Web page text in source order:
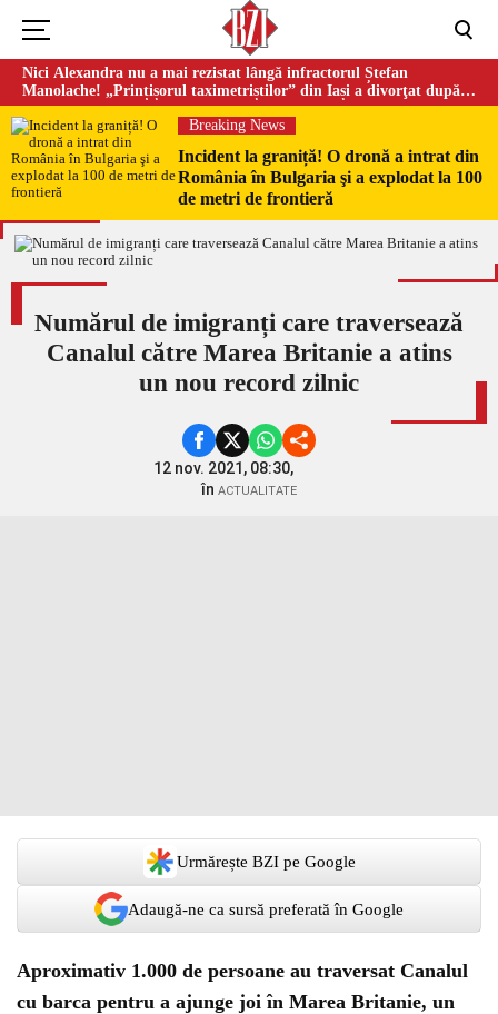
Nici Alexandra nu a mai rezistat lângă infractorul Ștefan
Manolache! „Prințișorul taximetriștilor” din Iași a divorţat după
doi ani de căsnicie
Breaking News
Incident la graniță! O dronă a intrat din
România în Bulgaria şi a explodat la 100
de metri de frontieră
Numărul de imigranți care traversează
Canalul către Marea Britanie a atins
un nou record zilnic
12 nov. 2021, 08:30,
în ACTUALITATE
Urmărește BZI pe Google
Adaugă-ne ca sursă preferată în Google
Aproximativ 1.000 de persoane au traversat Canalul
cu barca pentru a ajunge joi în Marea Britanie, un